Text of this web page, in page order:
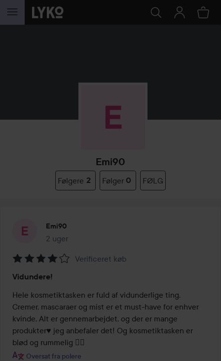
GÅ TIL INDHOLD
Emi90
Følgere 2 Følger 0 FØLG
Emi90
2 uger
Posten blev oprettet 2 uger
4
ud
af
5
Verificeret køb
Vidundere!
Hele kosmetiktasken er fuld af vidunderlige ting.
Cremer, mascaraer og mist er et must-have for enhver
kvinde. Alt er gennemarbejdet, og der er mange
produkter♥️ jeg anbefaler det! Og kosmetiktasken er
blød og rummelig 👌🏻
Oversat fra polere